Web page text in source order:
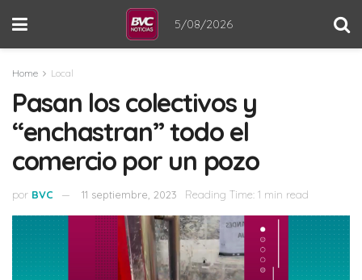
5/08/2026
Home Local
Pasan los colectivos y
“enchastran” todo el
comercio por un pozo
por BVC 11 septiembre, 2023 Reading Time: 1 min read